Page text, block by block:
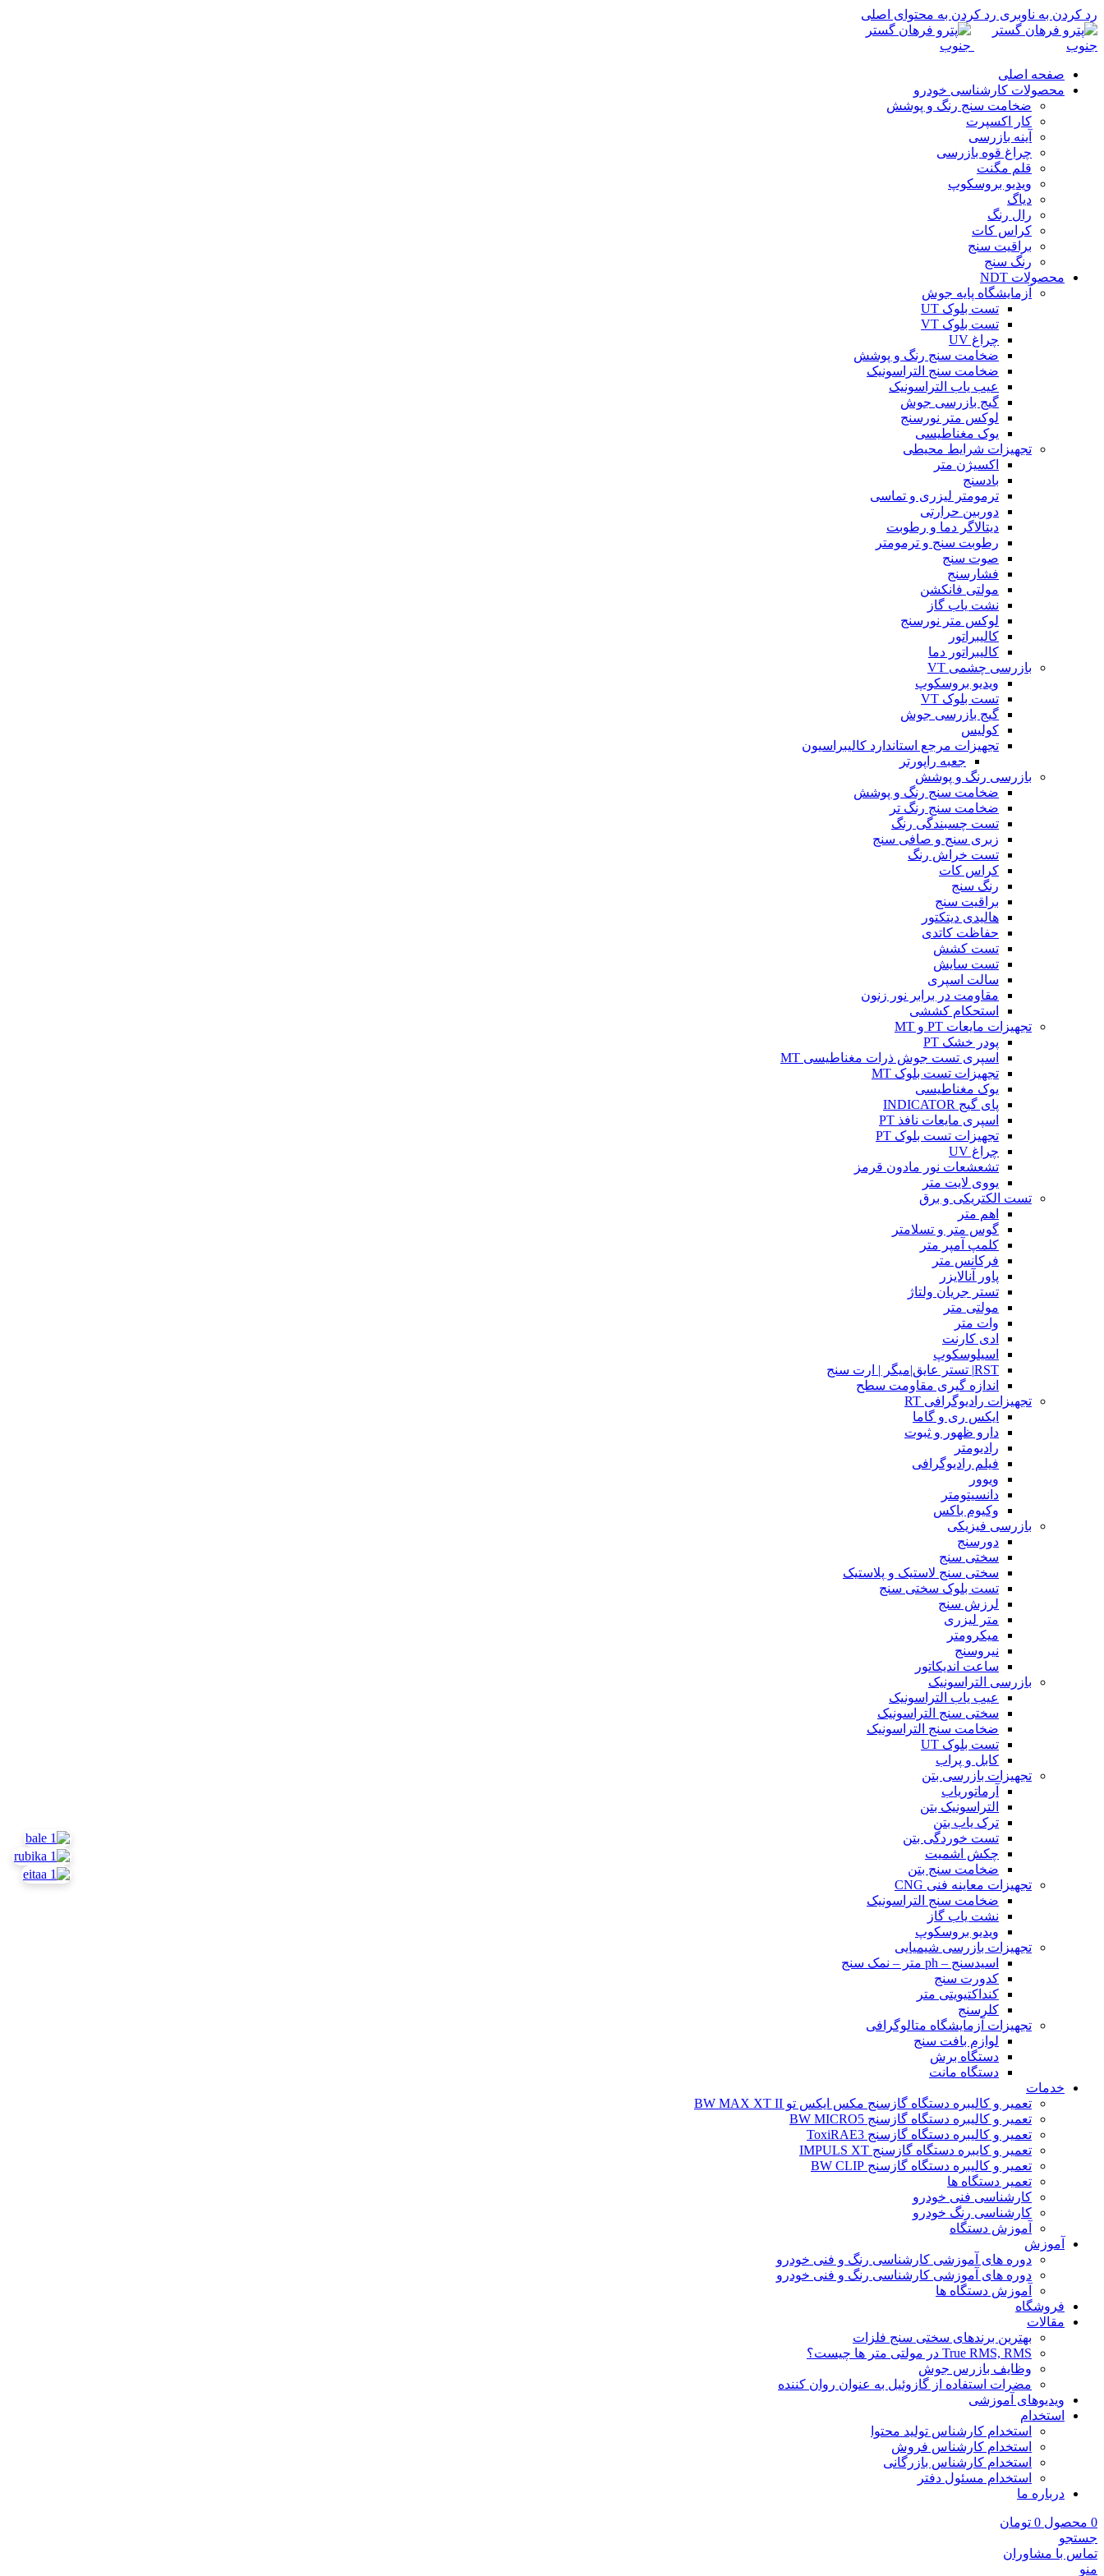
رد کردن به ناوبری رد کردن به محتوای اصلی
صفحه اصلی
محصولات کارشناسی خودرو
ضخامت سنج رنگ و پوشش
کار اکسپرت
آینه بازرسی
چراغ قوه بازرسی
قلم مگنت
ویدیو بروسکوپ
دیاگ
رال رنگ
کراس کات
براقیت سنج
رنگ سنج
محصولات NDT
آزمایشگاه پایه جوش
تست بلوک UT
تست بلوک VT
چراغ UV
ضخامت سنج رنگ و پوشش
ضخامت سنج التراسونیک
عیب یاب التراسونیک
گیج بازرسی جوش
لوکس متر نورسنج
یوک مغناطیسی
تجهیزات شرایط محیطی
اکسیژن متر
بادسنج
ترمومتر لیزری و تماسی
دوربین حرارتی
دیتالاگر دما و رطوبت
رطوبت سنج و ترمومتر
صوت سنج
فشارسنج
مولتی فانکشن
نشت یاب گاز
لوکس متر نورسنج
کالیبراتور
کالیبراتور دما
بازرسی چشمی VT
ویدیو بروسکوپ
تست بلوک VT
گیج بازرسی جوش
کولیس
تجهیزات مرجع استاندارد کالیبراسیون
جعبه راپورتر
بازرسی رنگ و پوشش
ضخامت سنج رنگ و پوشش
ضخامت سنج رنگ تر
تست چسبندگی رنگ
زبری سنج و صافی سنج
تست خراش رنگ
کراس کات
رنگ سنج
براقیت سنج
هالیدی دیتکتور
حفاظت کاتدی
تست کشش
تست سایش
سالت اسپری
مقاومت در برابر نور زنون
استحکام کششی
تجهیزات مایعات PT و MT
پودر خشک PT
اسپری تست جوش ذرات مغناطیسی MT
تجهیزات تست بلوک MT
یوک مغناطیسی
پای گیج INDICATOR
اسپری مایعات نافذ PT
تجهیزات تست بلوک PT
چراغ UV
تشعشعات نور مادون قرمز
یووی لایت متر
تست الکتریکی و برق
اهم متر
گوس متر و تسلامتر
کلمپ آمپر متر
فرکانس متر
پاور آنالایزر
تستر جریان ولتاژ
مولتی متر
وات متر
ادی کارنت
اسیلوسکوپ
RST| تستر عایق|میگر | ارت سنج
اندازه گیری مقاومت سطح
تجهیزات رادیوگرافی RT
ایکس ری و گاما
دارو ظهور و ثبوت
رادیومتر
فیلم رادیوگرافی
ویوور
دانسیتومتر
وکیوم باکس
بازرسی فیزیکی
دورسنج
سختی سنج
سختی سنج لاستیک و پلاستیک
تست بلوک سختی سنج
لرزش سنج
متر لیزری
میکرومتر
نیروسنج
ساعت اندیکاتور
بازرسی التراسونیک
عیب یاب التراسونیک
سختی سنج التراسونیک
ضخامت سنج التراسونیک
تست بلوک UT
کابل و پراب
تجهیزات بازرسی بتن
آرماتوریاب
التراسونیک بتن
ترک یاب بتن
تست خوردگی بتن
چکش اشمیت
ضخامت سنج بتن
تجهیزات معاینه فنی CNG
ضخامت سنج التراسونیک
نشت یاب گاز
ویدیو بروسکوپ
تجهیزات بازرسی شیمیایی
اسیدسنج – ph متر – نمک سنج
کدورت سنج
کنداکتیویتی متر
کلرسنج
تجهیزات آزمایشگاه متالوگرافی
لوازم بافت سنج
دستگاه برش
دستگاه مانت
خدمات
تعمیر و کالیبره دستگاه گازسنج مکس ایکس تو BW MAX XT II
تعمیر و کالیبره دستگاه گازسنج BW MICRO5
تعمیر و کالیبره دستگاه گازسنج ToxiRAE3
تعمیر و کایبره دستگاه گازسنج IMPULS XT
تعمیر و کالیبره دستگاه گازسنج BW CLIP
تعمیر دستگاه ها
کارشناسی فنی خودرو
کارشناسی رنگ خودرو
آموزش دستگاه
آموزش
دوره های آموزشی کارشناسی رنگ و فنی خودرو
دوره های آموزشی کارشناسی رنگ و فنی خودرو
آموزش دستگاه ها
فروشگاه
مقالات
بهترین برندهای سختی سنج فلزات
True RMS, RMS در مولتی متر ها چیست؟
وظایف بازرس جوش
مضرات استفاده از گازوئیل به عنوان روان کننده
ویدیوهای آموزشی
استخدام
استخدام کارشناس تولید محتوا
استخدام کارشناس فروش
استخدام کارشناس بازرگانی
استخدام مسئول دفتر
درباره ما
0 محصول 0 تومان
جستجو
تماس با مشاوران
منو